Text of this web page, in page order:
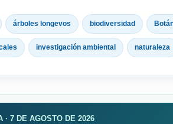
árboles longevos biodiversidad
investigación ambiental naturaleza
· 7 DE AGOSTO DE 2026